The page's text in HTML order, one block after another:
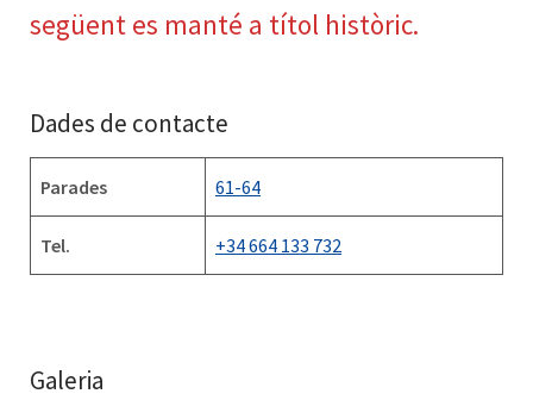
següent es manté a títol històric.
Dades de contacte
Parades 61-64
Tel. +34 664 133 732
Galeria